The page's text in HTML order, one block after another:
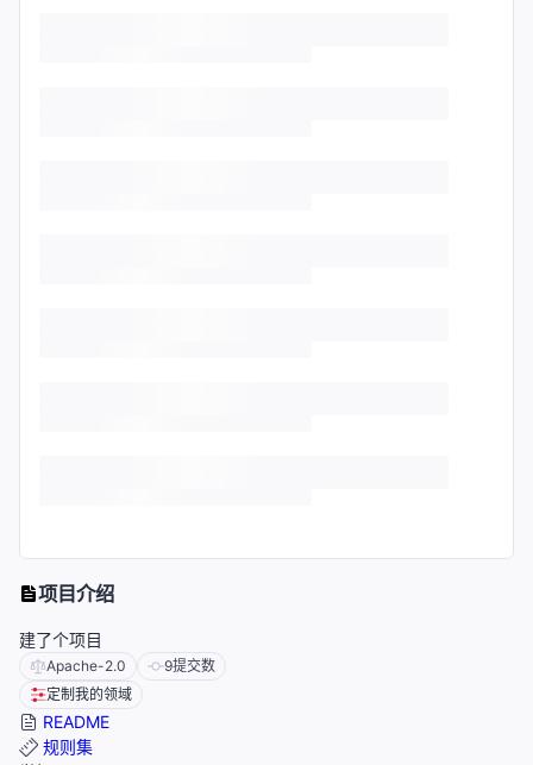
项目介绍
建了个项目
Apache-2.0 9提交数
定制我的领域
README
规则集